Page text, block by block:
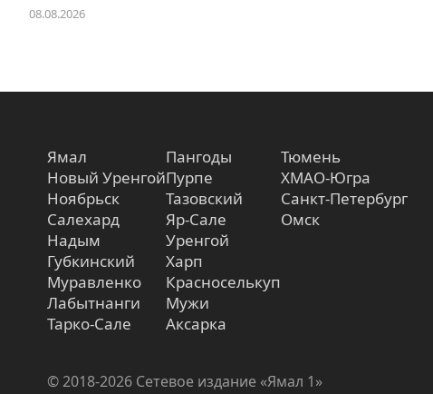
08.08.2026
Ямал
Новый Уренгой
Ноябрьск
Салехард
Надым
Губкинский
Муравленко
Лабытнанги
Тарко-Сале
Пангоды
Пурпе
Тазовский
Яр-Сале
Уренгой
Харп
Красноселькуп
Мужи
Аксарка
Тюмень
ХМАО-Югра
Санкт-Петербург
Омск
© 2018-2026 Сетевое издание «Ямал 1»